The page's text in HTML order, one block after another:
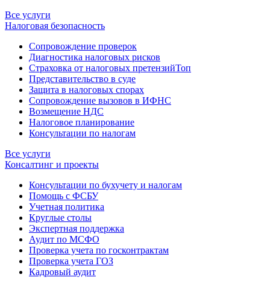
Все услуги
Налоговая безопасность
Сопровождение проверок
Диагностика налоговых рисков
Страховка от налоговых претензийТоп
Представительство в суде
Защита в налоговых спорах
Сопровождение вызовов в ИФНС
Возмещение НДС
Налоговое планирование
Консультации по налогам
Все услуги
Консалтинг и проекты
Консультации по бухучету и налогам
Помощь с ФСБУ
Учетная политика
Круглые столы
Экспертная поддержка
Аудит по МСФО
Проверка учета по госконтрактам
Проверка учета ГОЗ
Кадровый аудит